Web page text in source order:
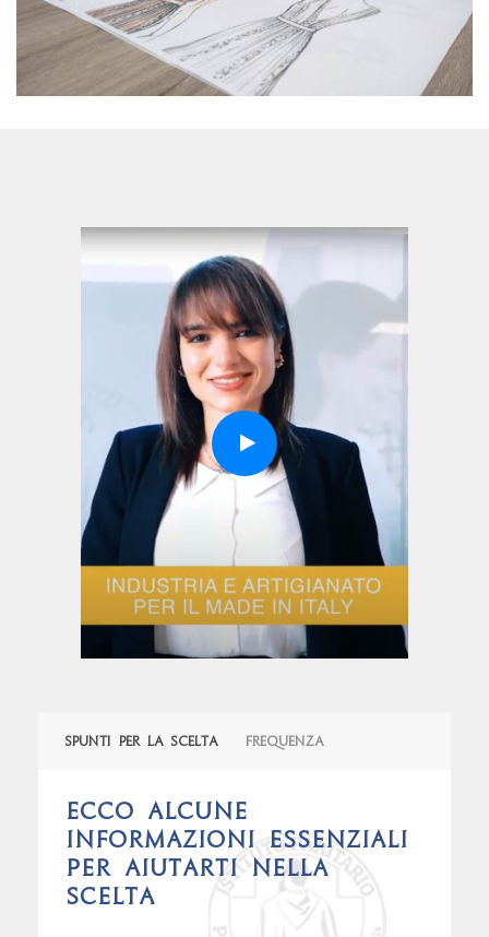
Spunti per la scelta Frequenza
Ecco alcune
informazioni essenziali
per aiutarti nella
scelta